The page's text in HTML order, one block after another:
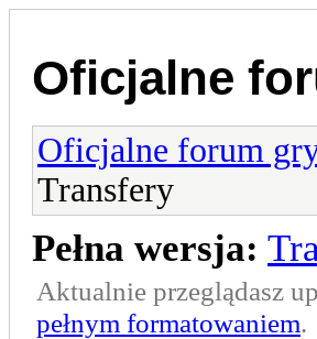
Oficjalne
Oficjalne forum
Transfery
Pełna wersja:
Aktualnie przeglądasz
pełnym formatowaniem.